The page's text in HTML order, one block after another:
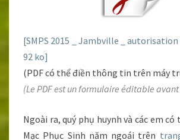
[SMPS 2015 _ Jambville _
92 ko]
(PDF có thể điền thông tin trên máy
(Le PDF est un formulaire éditable
Ngoài ra, quý phụ huynh và các em có
Mạc Phục Sinh năm ngoái trên